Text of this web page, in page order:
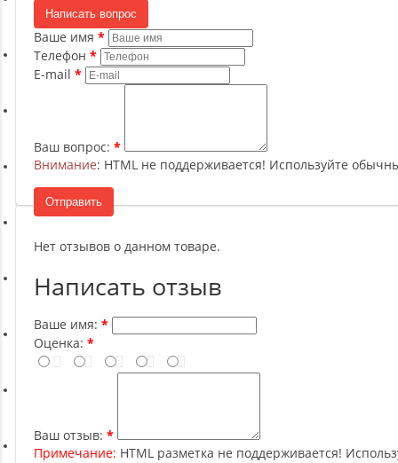
Прочее оборудование (пьедесталы и скамьи для раздевалок)
Ремни, Пояса и Упряжи
Волейбол
Системы хранения
Футбол и гандбол
Новинки
Написать вопрос
Ваше имя
Телефон
E-mail
Ваш вопрос:
Внимание: HTML не поддерживается! Используйте
Отправить
Нет отзывов о данном товаре.
Написать отзыв
Ваше имя:
Оценка:
Ваш отзыв:
Примечание: HTML разметка не поддерживается!